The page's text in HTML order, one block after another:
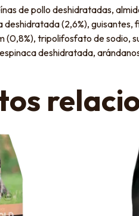
de pollo deshidratadas,
deshidratada (2,6%),
(0,8%), tripolifosfato de sodio,
deshidratada,